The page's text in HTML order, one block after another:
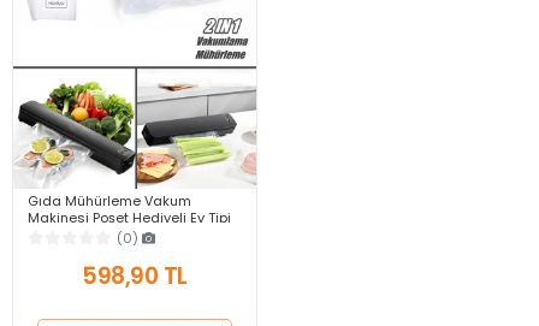
Gıda Mühürleme Vakum
Makinesi Poşet Hediyeli Ev Tipi
Yapıştırma ve Gıda Yiyecek
Vakumlama Makinesi
(0)
598,90 TL